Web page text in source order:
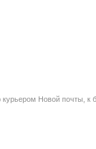
курьером Новой почты,